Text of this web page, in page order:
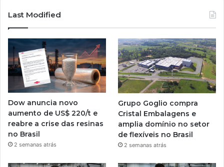
Last Modified
Dow anuncia novo
aumento de US$ 220/t e
reabre a crise das resinas
no Brasil
2 semanas atrás
Grupo Goglio compra
Cristal Embalagens e
amplia domínio no setor
de flexíveis no Brasil
2 semanas atrás